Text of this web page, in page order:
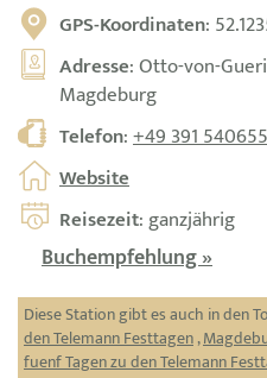
GPS-Koordinaten:
Adresse: Otto-von-
Magdeburg
Telefon:+49 391
Website
Reisezeit: ganzjährig
Buchempfehlung »
Diese Station gibt es auch in den
den Telemann Festtagen,
fuenf Tagen zu den Telemann